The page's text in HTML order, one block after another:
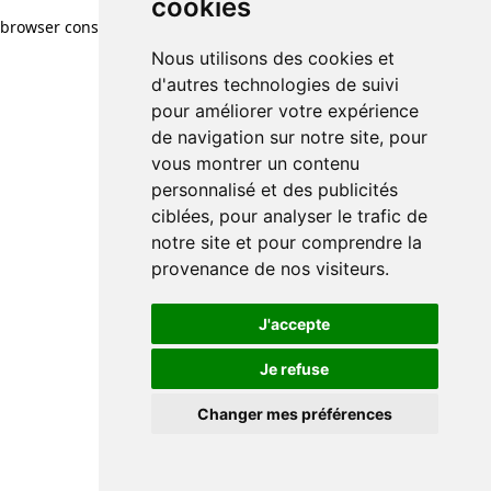
cookies
Nous utilisons des cookies et
d'autres technologies de suivi
pour améliorer votre expérience
de navigation sur notre site, pour
vous montrer un contenu
personnalisé et des publicités
ciblées, pour analyser le trafic de
notre site et pour comprendre la
provenance de nos visiteurs.
J'accepte
Je refuse
Changer mes préférences
browser console for more information)